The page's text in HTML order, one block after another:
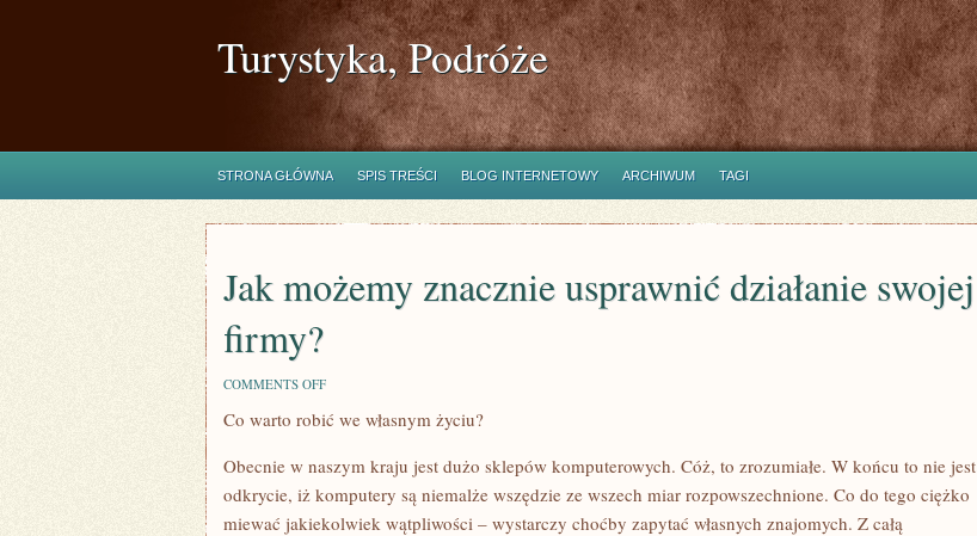
Turystyka, Podróże
STRONA GŁÓWNA SPIS TREŚCI BLOG INTERNETOWY ARCHIWUM TAGI
Jak możemy znacznie usprawnić działanie swojej
firmy?
COMMENTS OFFON
MOŻEMY
DZIAŁANIE
SWOJEJ
FIRMY?
Co warto robić we własnym życiu?
Obecnie w naszym kraju jest dużo sklepów komputerowych. Cóż, to zrozumiałe. W końcu to nie jest
odkrycie, iż komputery są niemalże wszędzie ze wszech miar rozpowszechnione. Co do tego ciężko
miewać jakiekolwiek wątpliwości – wystarczy choćby zapytać własnych znajomych. Z całą